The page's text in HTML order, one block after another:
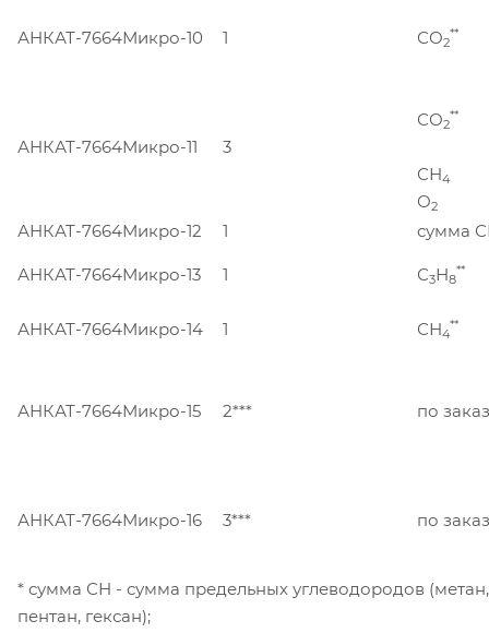
АНКАТ-7664Микро-10 1 СО2
**
АНКАТ-7664Микро-11 3
СО2
**
СН4
О2
АНКАТ-7664Микро-12 1 сумма
АНКАТ-7664Микро-13 1 С3Н8
**
АНКАТ-7664Микро-14 1 СН4
**
АНКАТ-7664Микро-15 2*** по
АНКАТ-7664Микро-16 3*** по
* сумма СН - сумма предельных углеводородов (метан,
пентан, гексан);